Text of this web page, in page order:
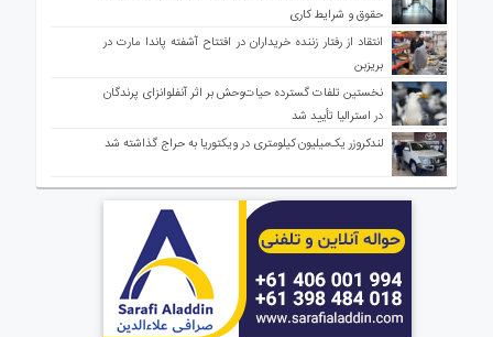
حقوق و شرایط کاری
انتقاد از رفتار زننده خریداران در افتتاح آشفته پاندا مارت در
بریزبن
نخستین تلفات گسترده حیات‌وحش بر اثر آنفلوانزای پرندگان
در استرالیا تأیید شد
لندکروزر یک‌میلیون کیلومتری در ویکتوریا به حراج گذاشته شد